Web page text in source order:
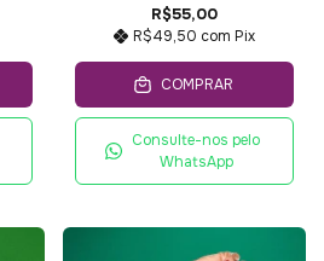
R$55,00
R$49,50 com Pix
COMPRAR
Consulte-nos pelo
WhatsApp